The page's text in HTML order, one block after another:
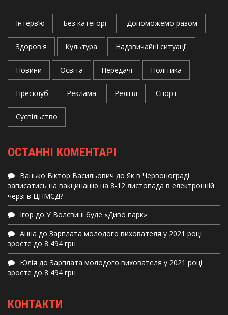
Інтерв’ю Без категорії Допоможемо разом
Здоров'я Культура Надзвичайні ситуації
Новини Освіта Передачі Політика
Пресклуб Реклама Релігія Спорт
Суспільство
ОСТАННІ КОМЕНТАРІ
Ванько Віктор Васильович до Як в Червонограді
записатись на вакцинацію на 8-12 листопада в електронній
черзі в ЦПМСД?
Ігор до У Волсвині буде «Диво парк»
Анна до Зарплата молодого вихователя у 2021 році
зросте до 8 494 грн
Юлія до Зарплата молодого вихователя у 2021 році
зросте до 8 494 грн
КОНТАКТИ